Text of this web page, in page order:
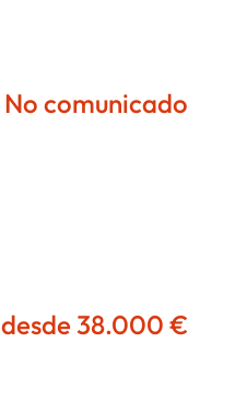
No comunicado
desde 38.000 €